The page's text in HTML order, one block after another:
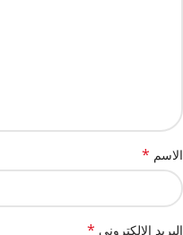
الاسم *
البريد الإلكتروني *